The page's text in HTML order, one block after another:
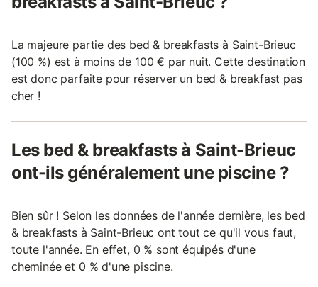
La majeure partie des bed & breakfasts à Saint-Brieuc
(100 %) est à moins de 100 € par nuit. Cette destination
est donc parfaite pour réserver un bed & breakfast pas
cher !
Les bed & breakfasts à Saint-Brieuc
ont-ils généralement une piscine ?
Bien sûr ! Selon les données de l'année dernière, les bed
& breakfasts à Saint-Brieuc ont tout ce qu'il vous faut,
toute l'année. En effet, 0 % sont équipés d'une
cheminée et 0 % d'une piscine.